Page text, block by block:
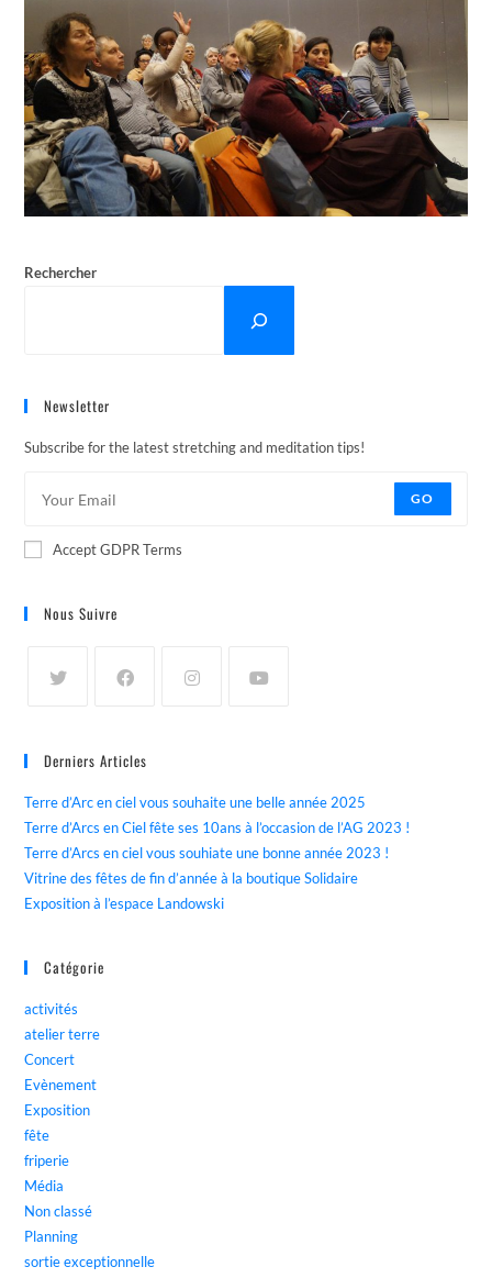
Rechercher
Newsletter
Subscribe for the latest stretching and meditation tips!
GO
Accept GDPR Terms
Nous Suivre
Derniers Articles
Terre d’Arc en ciel vous souhaite une belle année 2025
Terre d’Arcs en Ciel fête ses 10ans à l’occasion de l’AG 2023 !
Terre d’Arcs en ciel vous souhiate une bonne année 2023 !
Vitrine des fêtes de fin d’année à la boutique Solidaire
Exposition à l’espace Landowski
Catégorie
activités
atelier terre
Concert
Evènement
Exposition
fête
friperie
Média
Non classé
Planning
sortie exceptionnelle